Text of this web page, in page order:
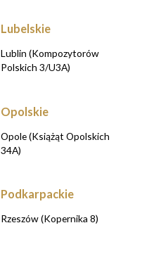
Lubelskie
Lublin (Kompozytorów
Polskich 3/U3A)
Opolskie
Opole (Książąt Opolskich
34A)
Podkarpackie
Rzeszów (Kopernika 8)